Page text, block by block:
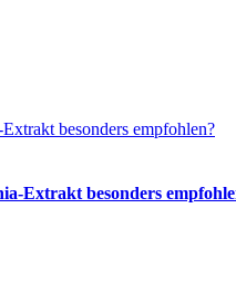
besonders empfohlen?
Extrakt besonders